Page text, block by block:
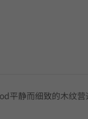
平静而细致的木纹